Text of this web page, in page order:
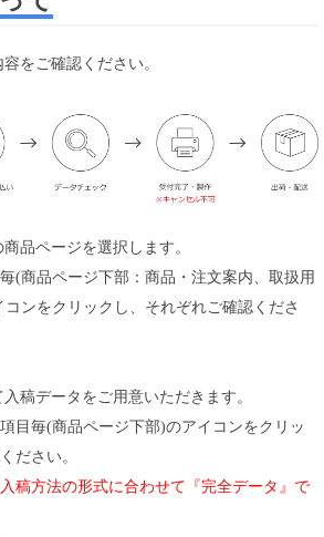
をご確認ください。
品ページを選択します。
(商品ページ下部：商品・注文案内、取扱用
ンをクリックし、それぞれご確認くださ
稿データをご用意いただきます。
目毎(商品ページ下部)のアイコンをクリッ
ださい。
稿方法の形式に合わせて『完全データ』で